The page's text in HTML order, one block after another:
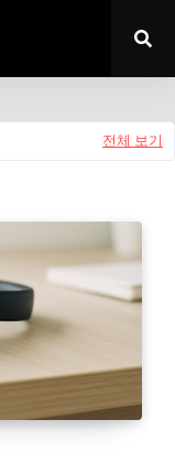
전체 보기